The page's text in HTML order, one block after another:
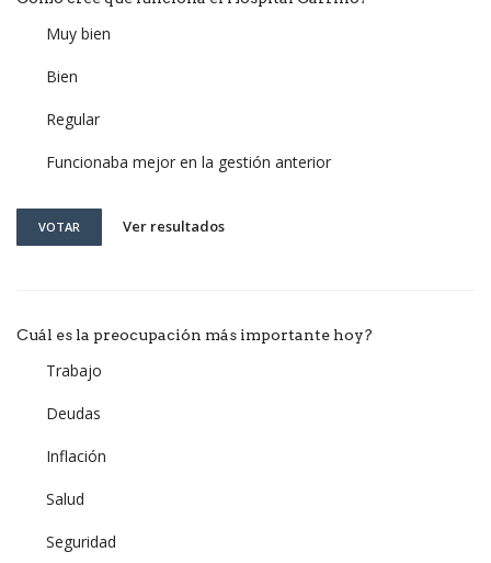
Muy bien
Bien
Regular
Funcionaba mejor en la gestión anterior
VOTAR Ver resultados
Cuál es la preocupación más importante hoy?
Trabajo
Deudas
Inflación
Salud
Seguridad